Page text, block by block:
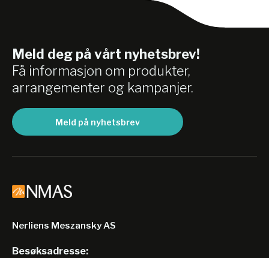
Meld deg på vårt nyhetsbrev!
Få informasjon om produkter,
arrangementer og kampanjer.
Meld på nyhetsbrev
Nerliens Meszansky AS
Besøksadresse: